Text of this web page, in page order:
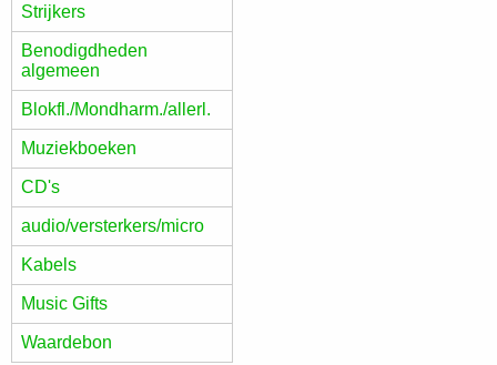
Strijkers
Benodigdheden
algemeen
Blokfl./Mondharm./allerl.
Muziekboeken
CD's
audio/versterkers/micro
Kabels
Music Gifts
Waardebon